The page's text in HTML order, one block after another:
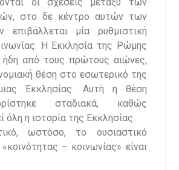
στο δε κέντρο αυτών των
επιβάλλεται μία ρυθμιστική
Η Εκκλησία της Ρώμης
ήδη από τους πρώτους αιώνες,
θέση στο εσωτερικό της
Εκκλησίας. Αυτή η θέση
σταδιακά, καθώς
όλη η ιστορία της Εκκλησίας.
ωστόσο, το ουσιαστικό
– κοινωνίας» είναι